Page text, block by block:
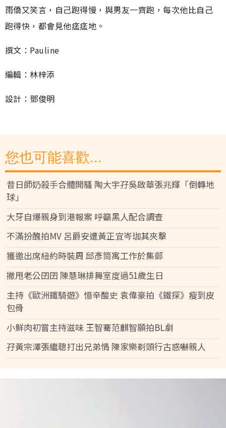
雨僑又笑言，自己跑得慢，與男友一齊跑，每次他比自己
跑得快，都會見他𤷪𤷪地。
撰文：Pauline
編輯：林梓添
設計：鄧俊明
您也可能喜歡...
昔日師奶殺手合體開騷 陶大宇孖吳啟華張兆輝「倒轉地
球」
大牙自爆親身到港報案 呼籲黑人配合調查
不滿扮醜拍MV 呂爵安遭黃正宜岑珈其夾擊
獲邀出席紐約時裝周 邱彥筒寓工作於集郵
撇甩老公囝囝 陳慧琳排舞室度過51歲生日
主持《歐洲鐵騎遊》憶辛酸史 袁偉豪拍《鐵探》瘦到皮
包骨
小鮮肉初嘗主持滋味 王智騫范麒智願拍BL劇
孖黃宗澤張繼聰打出兄弟情 陳家樂剃頭行古惑嚇親人